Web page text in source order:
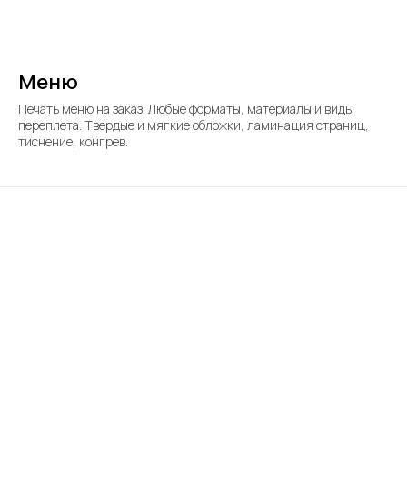
Меню
Печать меню на заказ. Любые форматы, материалы и виды
переплета. Твердые и мягкие обложки, ламинация страниц,
тиснение, конгрев.